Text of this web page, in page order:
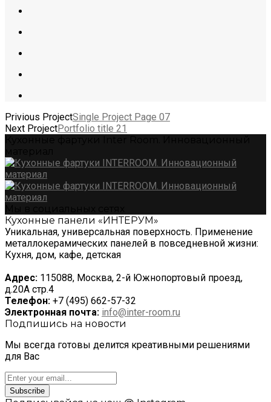
Privious ProjectSingle Project Page 07
Next ProjectPortfolio title 21
Кухонные панели «ИНТЕРУМ»
Уникальная, универсальная поверхность. Применение
металлокерамических панелей в повседневной жизни:
Кухня, дом, кафе, детская
Адрес: 115088, Москва, 2-й Южнопортовый проезд,
д.20А стр.4
Телефон: +7 (495) 662-57-32
Электронная почта: info@inter-room.ru
Подпишись на новости
Мы всегда готовы делится креативными решениями
для Вас
Subscribe